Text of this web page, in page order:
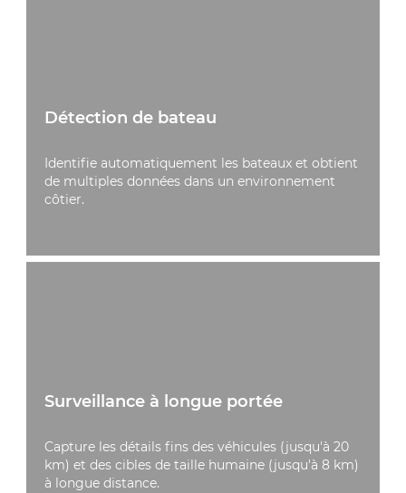
Détection de bateau
Identifie automatiquement les bateaux et obtient
de multiples données dans un environnement
côtier.
Surveillance à longue portée
Capture les détails fins des véhicules (jusqu'à 20
km) et des cibles de taille humaine (jusqu'à 8 km)
à longue distance.